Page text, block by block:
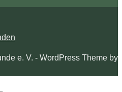
e. V. - WordPress Theme by